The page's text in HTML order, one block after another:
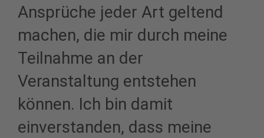
Ansprüche jeder Art geltend
machen, die mir durch meine
Teilnahme an der
Veranstaltung entstehen
können. Ich bin damit
einverstanden, dass meine